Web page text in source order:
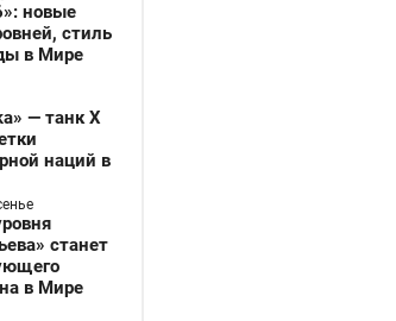
новые
стиль
в Мире
— танк X
наций в
станет
в Мире